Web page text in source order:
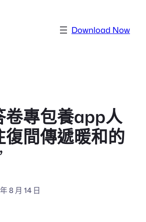
Download Now
卷專包養app人
復間傳遞暖和的
8 月 14 日